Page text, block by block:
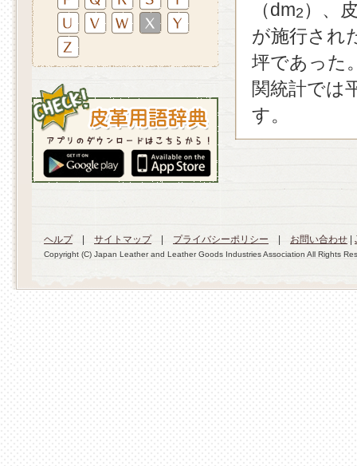
（dm2 ）、
が施行され
坪であった
関統計では
す。
ヘルプ| サイトマップ| プライバシーポリシー お問い合わせ
Copyright (C) Japan Leather and Leather Goods Industries Association All Rights